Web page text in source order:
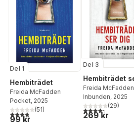
Del 1
Hembiträdet
Freida McFadden
Pocket, 2025
3,8utav 5 stjärnor. Totalt antal röster:
(51)
99 kr
Del 3
Hembiträdet
Freida McFadden
Inbunden, 2025
4,3utav 5(29)
269 kr